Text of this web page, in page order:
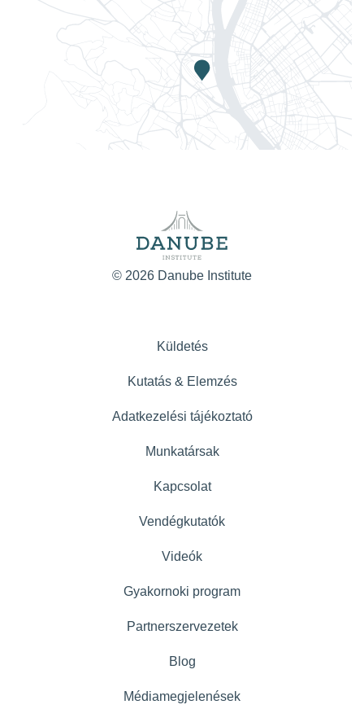
© 2026 Danube Institute
Küldetés
Kutatás & Elemzés
Adatkezelési tájékoztató
Munkatársak
Kapcsolat
Vendégkutatók
Videók
Gyakornoki program
Partnerszervezetek
Blog
Médiamegjelenések